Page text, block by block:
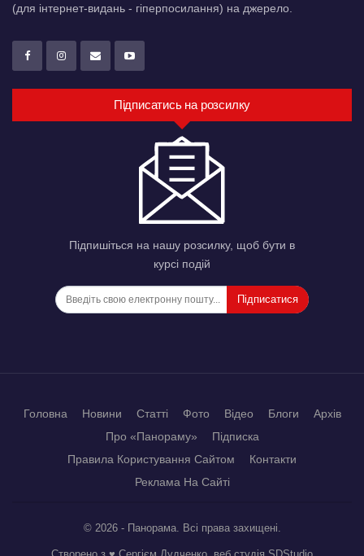
(для інтернет-видань - гіперпосилання) на джерело.
Підписатись на розсилку
Підпишіться на нашу розсилку, щоб бути в
курсі подій
Підписатися
Головна Новини Статті Фото Відео Блоги
Архів
Про «Панораму»
Підписка
Правила Користування Сайтом
Контакти
Реклама На Сайті
© 2026 - Панорама. Всі права захищені.